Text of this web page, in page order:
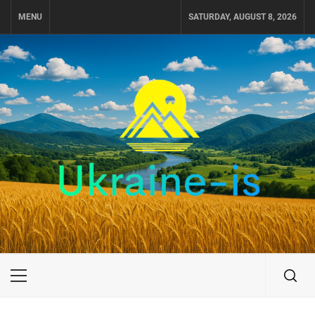
MENU SATURDAY, AUGUST 8, 2026
UKRAINE-IS
ПУТЕШЕСТВИЕ ПО УКРАИНЕ
Primary